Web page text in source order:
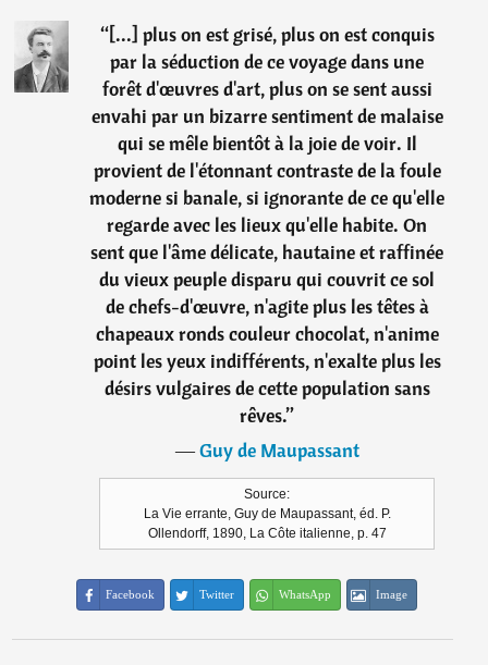
“[...] plus on est grisé, plus on est conquis
par la séduction de ce voyage dans une
forêt d'œuvres d'art, plus on se sent aussi
envahi par un bizarre sentiment de malaise
qui se mêle bientôt à la joie de voir. Il
provient de l'étonnant contraste de la foule
moderne si banale, si ignorante de ce qu'elle
regarde avec les lieux qu'elle habite. On
sent que l'âme délicate, hautaine et raffinée
du vieux peuple disparu qui couvrit ce sol
de chefs-d'œuvre, n'agite plus les têtes à
chapeaux ronds couleur chocolat, n'anime
point les yeux indifférents, n'exalte plus les
désirs vulgaires de cette population sans
rêves.”
―Guy de Maupassant
Source:
La Vie errante, Guy de Maupassant, éd. P.
Ollendorff, 1890, La Côte italienne, p. 47
Facebook Twitter WhatsApp Image